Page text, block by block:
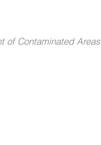
of Contaminated Areas